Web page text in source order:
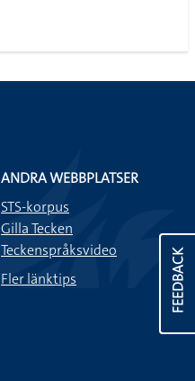
FEEDBACK
ANDRA WEBBPLATSER
STS-korpus
Gilla Tecken
Teckenspråksvideo
Fler länktips